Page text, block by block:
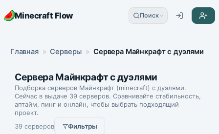
Minecraft Flow Поиск
Главная » Серверы » Сервера Майнкрафт с дуэлями
Сервера Майнкрафт с дуэлями
Подборка серверов Майнкрафт (minecraft) с дуэлями.
Сейчас в выдаче 39 серверов. Сравнивайте стабильность,
аптайм, пинг и онлайн, чтобы выбрать подходящий
проект.
39 серверов
Фильтры